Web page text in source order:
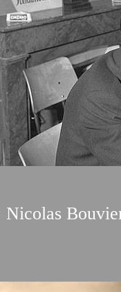
Nicolas